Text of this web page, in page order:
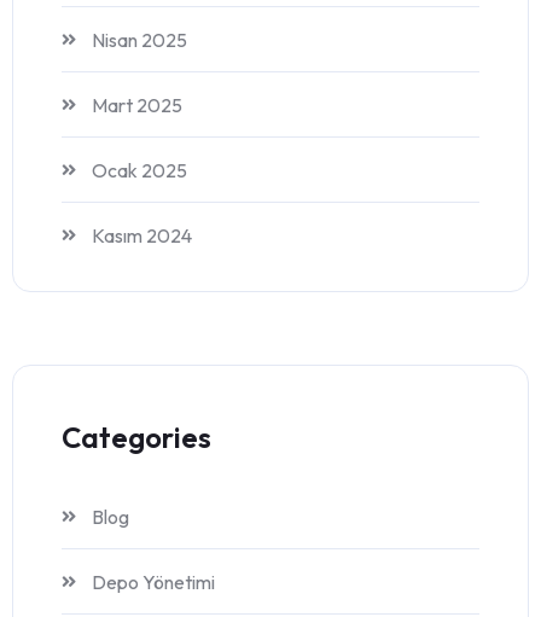
Nisan 2025
Mart 2025
Ocak 2025
Kasım 2024
Categories
Blog
Depo Yönetimi